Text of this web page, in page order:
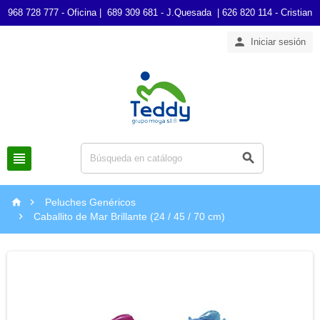
968 728 777 - Oficina | 689 309 681 - J.Quesada | 626 820 114 - Cristian
 Iniciar sesión
 
 
Peluches Genéricos

Caballito de Mar Brillante (24 / 45 / 70 cm)